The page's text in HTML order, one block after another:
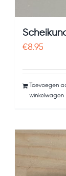
€8.95
Toevoegen
winkelwagen